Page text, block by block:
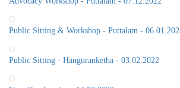
Public Sitting & Workshop - Puttalam - 06.01.2023
Public Sitting - Hanguranketha - 03.02.2022
Uma Oya Inquiry - 14.03.2022